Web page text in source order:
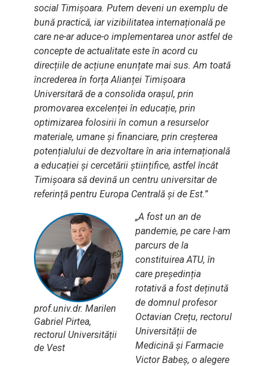
social Timișoara. Putem deveni un exemplu de
bună practică, iar vizibilitatea internațională pe
care ne-ar aduce-o implementarea unor astfel de
concepte de actualitate este în acord cu
direcțiile de acțiune enunțate mai sus. Am toată
încrederea în forța Alianței Timișoara
Universitară de a consolida orașul, prin
promovarea excelenței în educație, prin
optimizarea folosirii în comun a resurselor
materiale, umane și financiare, prin creșterea
potențialului de dezvoltare în aria internațională
a educației și cercetării științifice, astfel încât
Timișoara să devină un centru universitar de
referință pentru Europa Centrală și de Est.”
prof.univ.dr. Marilen
Gabriel Pirtea,
rectorul Universității
de Vest
„A fost un an de
pandemie, pe care l-am
parcurs de la
constituirea ATU, în
care președinția
rotativă a fost deținută
de domnul profesor
Octavian Crețu, rectorul
Universității de
Medicină și Farmacie
Victor Babeș, o alegere